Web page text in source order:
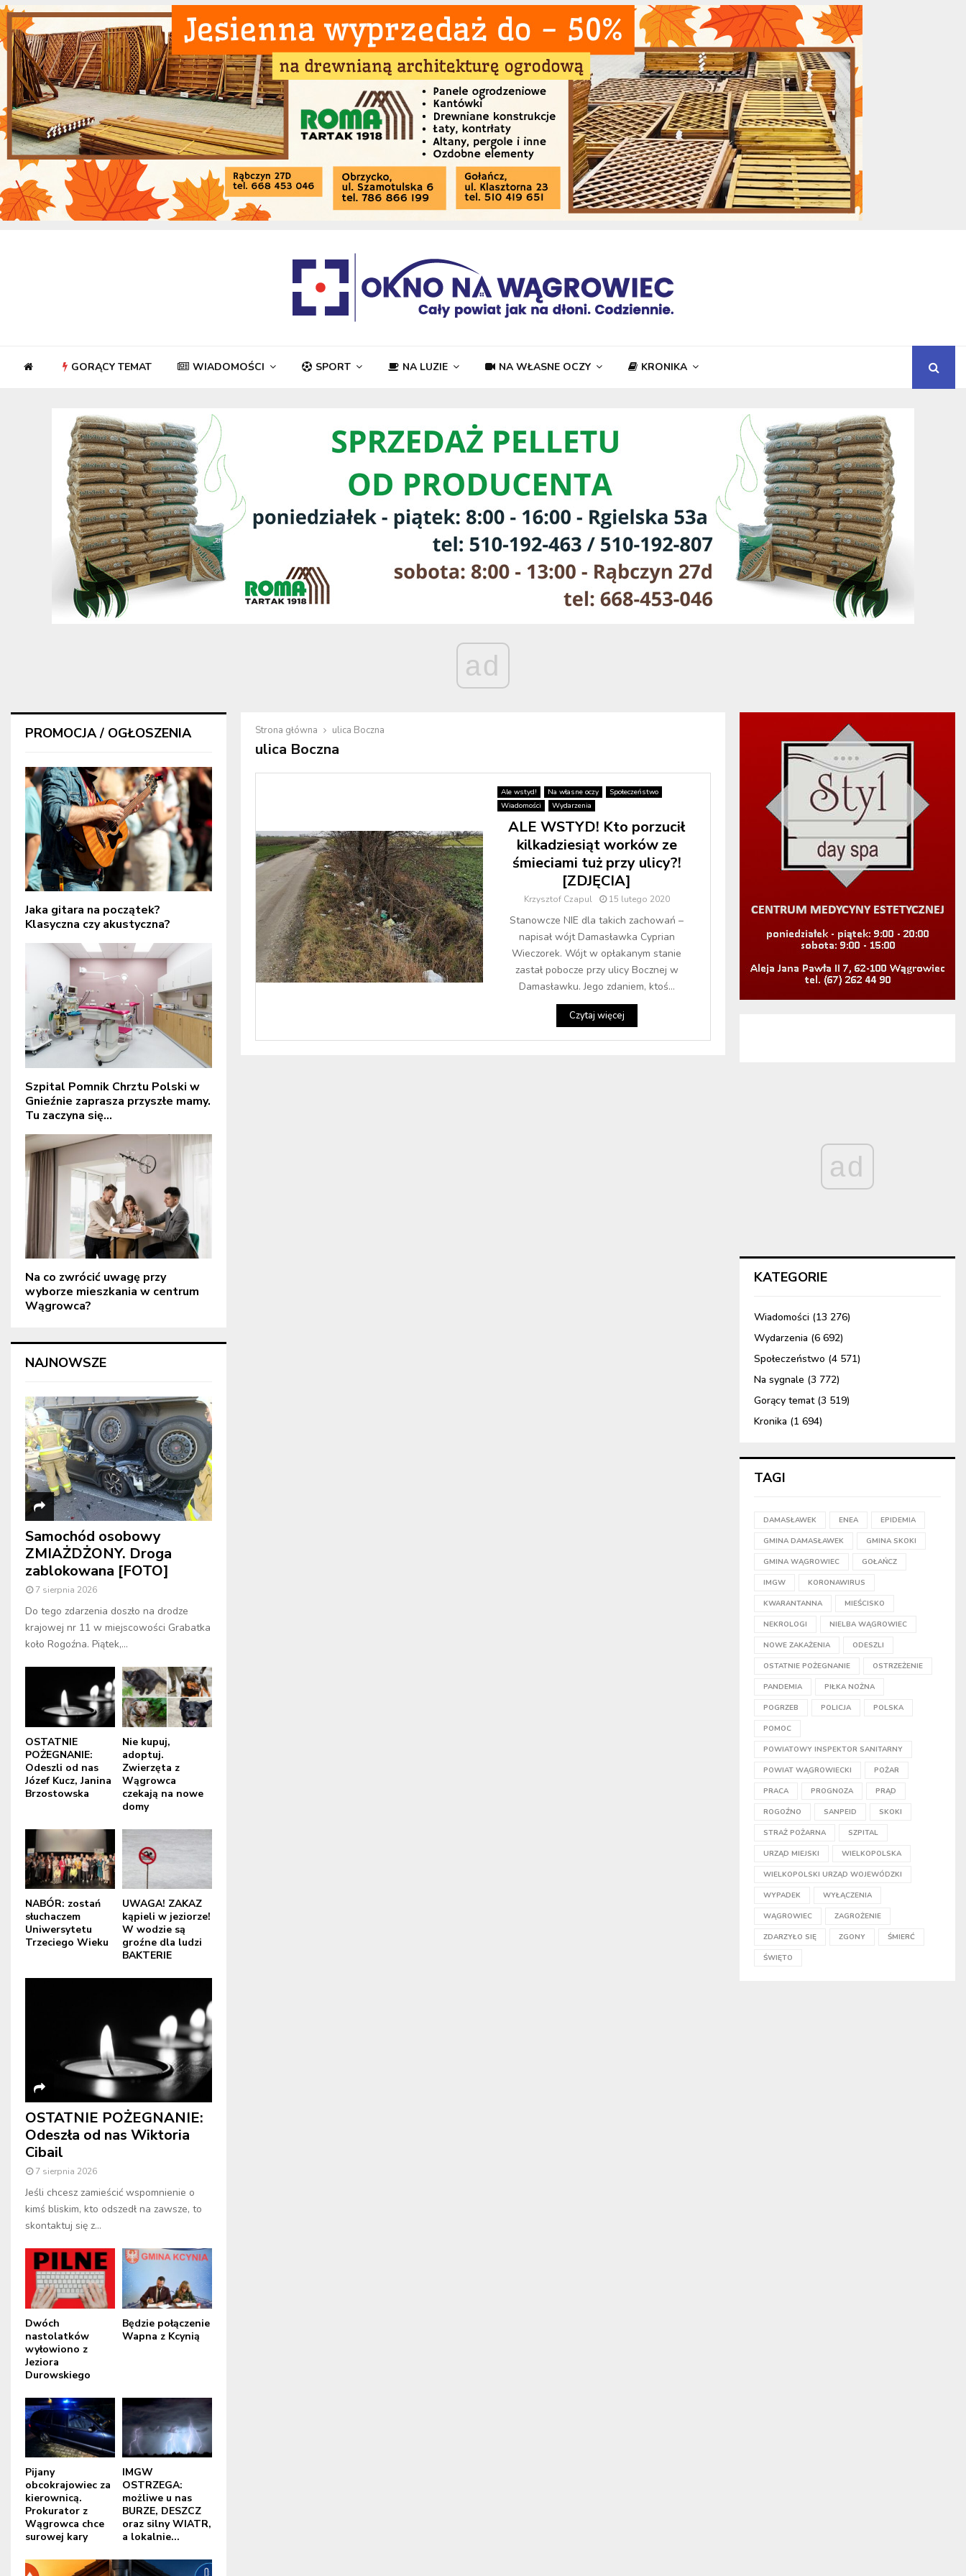
GORĄCY TEMAT WIADOMOŚCI SPORT NA LUZIE NA WŁASNE OCZY KRONIKA
ad
Strona główna ulica Boczna
ulica Boczna
Ale wstyd! Na własne oczy
Społeczeństwo
Wiadomości
Wydarzenia
ALE WSTYD! Kto porzucił
kilkadziesiąt worków ze
śmieciami tuż przy ulicy?!
[ZDJĘCIA]
Krzysztof Czapul 15 lutego 2020
Stanowcze NIE dla takich zachowań –
napisał wójt Damasławka Cyprian
Wieczorek. Wójt w opłakanym stanie
zastał pobocze przy ulicy Bocznej w
Damasławku. Jego zdaniem, ktoś...
Czytaj więcej
PROMOCJA / OGŁOSZENIA
Jaka gitara na początek?
Klasyczna czy akustyczna?
Szpital Pomnik Chrztu Polski w
Gnieźnie zaprasza przyszłe mamy.
Tu zaczyna się...
Na co zwrócić uwagę przy
wyborze mieszkania w centrum
Wągrowca?
NAJNOWSZE
Samochód osobowy
ZMIAŻDŻONY. Droga
zablokowana [FOTO]
7 sierpnia 2026
Do tego zdarzenia doszło na drodze
krajowej nr 11 w miejscowości Grabatka
koło Rogoźna. Piątek,...
OSTATNIE
POŻEGNANIE:
Odeszli od nas
Józef Kucz, Janina
Brzostowska
Nie kupuj,
adoptuj.
Zwierzęta z
Wągrowca
czekają na nowe
domy
NABÓR: zostań
słuchaczem
Uniwersytetu
Trzeciego Wieku
UWAGA! ZAKAZ
kąpieli w jeziorze!
W wodzie są
groźne dla ludzi
BAKTERIE
OSTATNIE POŻEGNANIE:
Odeszła od nas Wiktoria
Cibail
7 sierpnia 2026
Jeśli chcesz zamieścić wspomnienie o
kimś bliskim, kto odszedł na zawsze, to
skontaktuj się z...
Dwóch
nastolatków
wyłowiono z
Jeziora
Durowskiego
Będzie połączenie
Wapna z Kcynią
Pijany
obcokrajowiec za
kierownicą.
Prokurator z
Wągrowca chce
surowej kary
IMGW
OSTRZEGA:
możliwe u nas
BURZE, DESZCZ
oraz silny WIATR,
a lokalnie...
ad
KATEGORIE
Wiadomości (13 276)
Wydarzenia (6 692)
Społeczeństwo (4 571)
Na sygnale (3 772)
Gorący temat(3 519)
Kronika (1 694)
TAGI
DAMASŁAWEK ENEA EPIDEMIA
GMINA DAMASŁAWEK GMINA SKOKI
GMINA WĄGROWIEC GOŁAŃCZ
IMGW KORONAWIRUS
KWARANTANNA MIEŚCISKO
NEKROLOGI NIELBA WĄGROWIEC
NOWE ZAKAŻENIA ODESZLI
OSTATNIE POŻEGNANIE OSTRZEŻENIE
PANDEMIA PIŁKA NOŻNA
POGRZEB POLICJA POLSKA
POMOC
POWIATOWY INSPEKTOR SANITARNY
POWIAT WĄGROWIECKI POŻAR
PRACA PROGNOZA PRĄD
ROGOŹNO SANPEID SKOKI
STRAŻ POŻARNA SZPITAL
URZĄD MIEJSKI WIELKOPOLSKA
WIELKOPOLSKI URZĄD WOJEWÓDZKI
WYPADEK WYŁĄCZENIA
WĄGROWIEC ZAGROŻENIE
ZDARZYŁO SIĘ ZGONY ŚMIERĆ
ŚWIĘTO